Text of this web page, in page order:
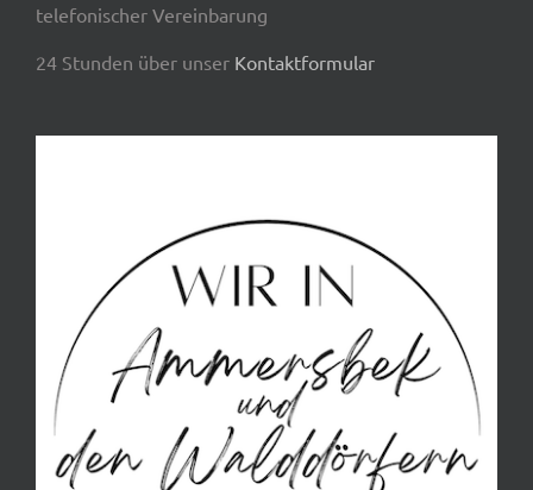
telefonischer Vereinbarung
24 Stunden über unser Kontaktformular